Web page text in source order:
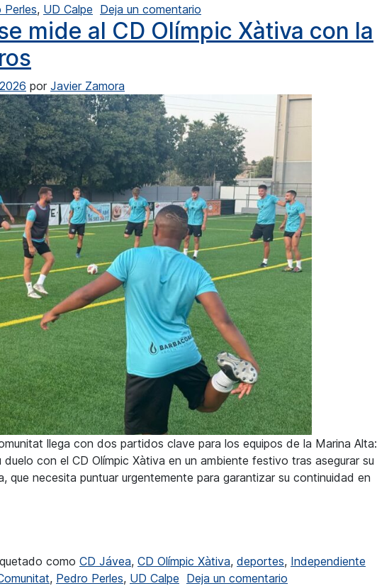
Perles, UD Calpe Deja un comentario
mide al CD Olímpic Xàtiva con la
por Javier Zamora
llega con dos partidos clave para los equipos de la Marina Alta:
con el CD Olímpic Xàtiva en un ambiente festivo tras asegurar su
que necesita puntuar urgentemente para garantizar su continuidad en
como CD Jávea, CD Olímpic Xàtiva, deportes, Independiente
, Pedro Perles, UD Calpe Deja un comentario